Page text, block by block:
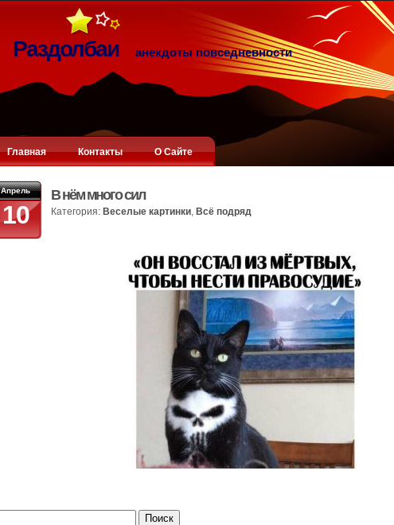
Раздолбаи анекдоты повседневности
Главная Контакты О Сайте
Апрель
10
В нём много сил
Категория: Веселые картинки, Всё подряд